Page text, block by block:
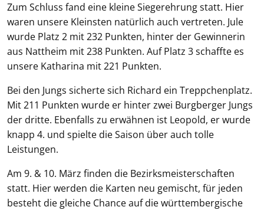
Zum Schluss fand eine kleine Siegerehrung statt. Hier
waren unsere Kleinsten natürlich auch vertreten. Jule
wurde Platz 2 mit 232 Punkten, hinter der Gewinnerin
aus Nattheim mit 238 Punkten. Auf Platz 3 schaffte es
unsere Katharina mit 221 Punkten.
Bei den Jungs sicherte sich Richard ein Treppchenplatz.
Mit 211 Punkten wurde er hinter zwei Burgberger Jungs
der dritte. Ebenfalls zu erwähnen ist Leopold, er wurde
knapp 4. und spielte die Saison über auch tolle
Leistungen.
Am 9. & 10. März finden die Bezirksmeisterschaften
statt. Hier werden die Karten neu gemischt, für jeden
besteht die gleiche Chance auf die württembergische